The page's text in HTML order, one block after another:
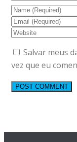
Salvar meus
vez que eu